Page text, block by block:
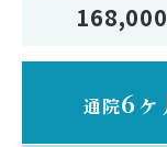
通院6ヶ